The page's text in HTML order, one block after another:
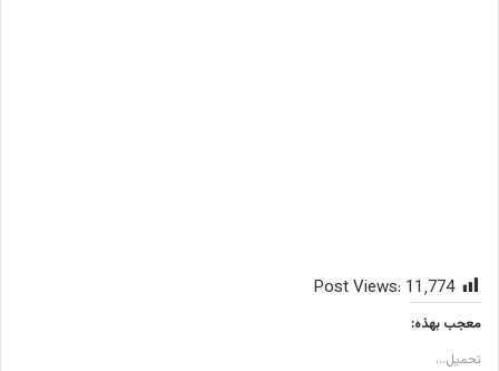
Post Views: 11٬774
معجب بهذه:
تحميل...